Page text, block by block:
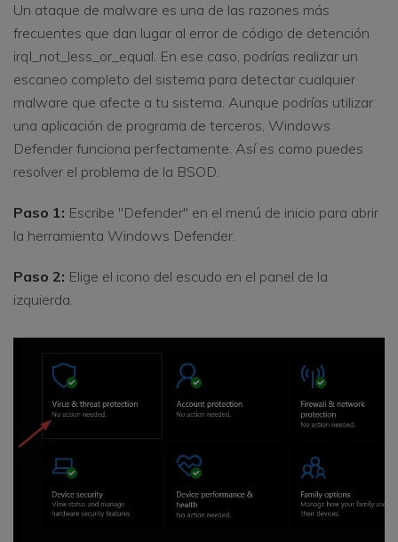
Un ataque de malware es una de las razones más
frecuentes que dan lugar al error de código de detención
irql_not_less_or_equal. En ese caso, podrías realizar un
escaneo completo del sistema para detectar cualquier
malware que afecte a tu sistema. Aunque podrías utilizar
una aplicación de programa de terceros, Windows
Defender funciona perfectamente. Así es como puedes
resolver el problema de la BSOD.
Paso 1: Escribe "Defender" en el menú de inicio para abrir
la herramienta Windows Defender.
Paso 2: Elige el icono del escudo en el panel de la
izquierda.